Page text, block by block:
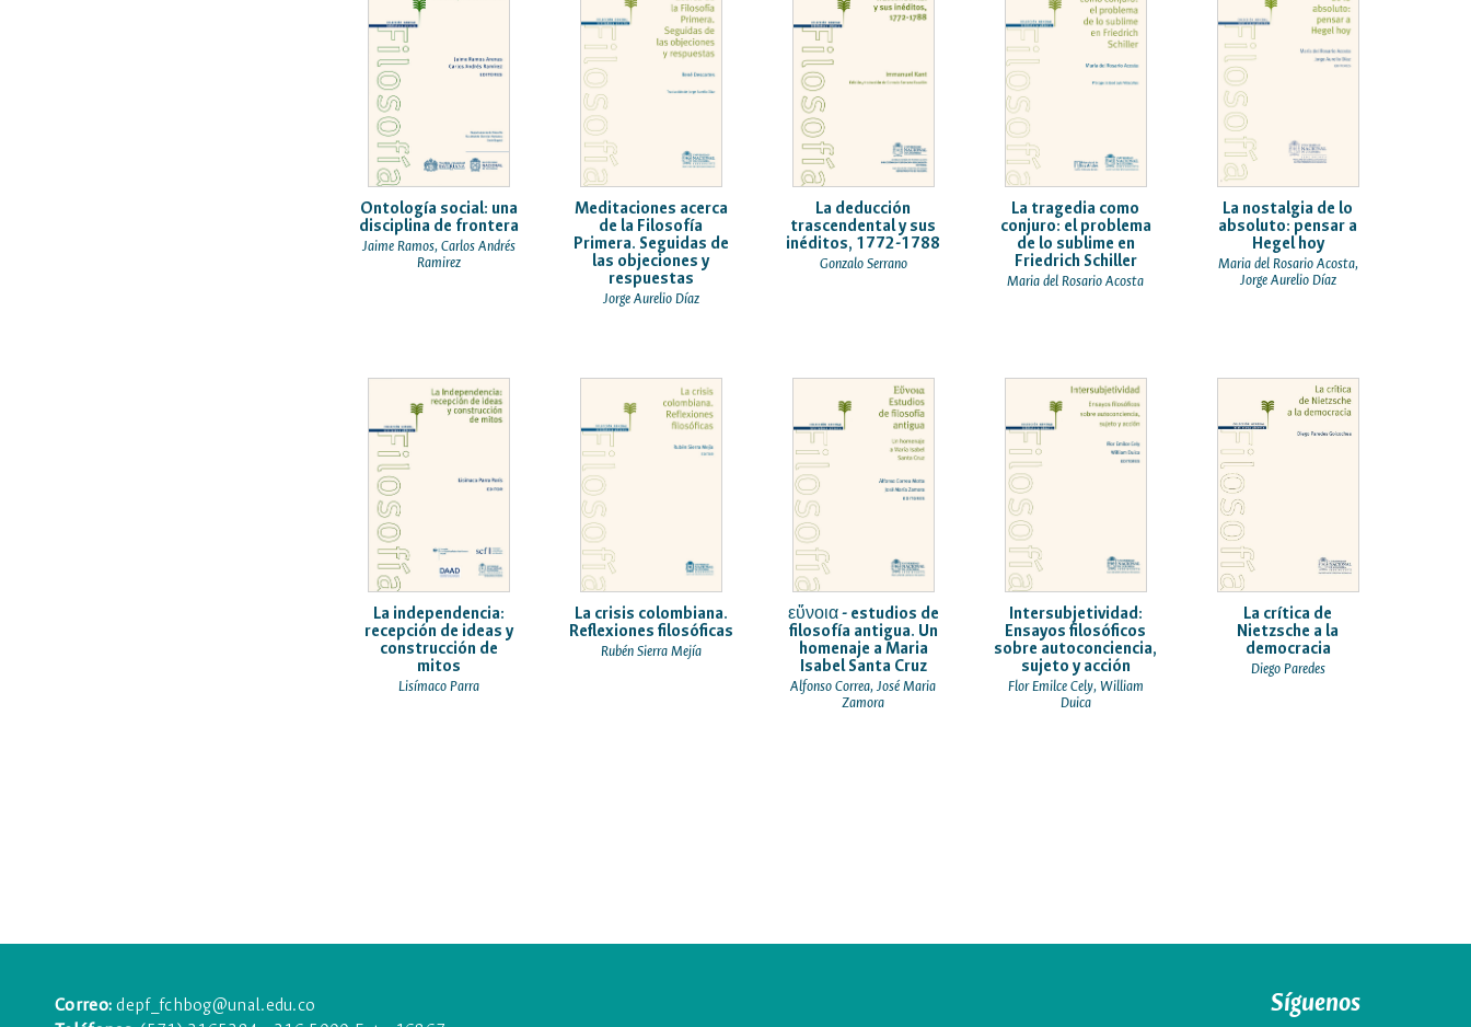
Ontología social: una
disciplina de frontera
Jaime Ramos, Carlos Andrés
Ramirez
Meditaciones acerca
de la Filosofía
Primera. Seguidas de
las objeciones y
respuestas
Jorge Aurelio Díaz
La deducción
trascendental y sus
inéditos, 1772-1788
Gonzalo Serrano
La tragedia como
conjuro: el problema
de lo sublime en
Friedrich Schiller
Maria del Rosario Acosta
La nostalgia de lo
absoluto: pensar a
Hegel hoy
Maria del Rosario Acosta,
Jorge Aurelio Díaz
La independencia:
recepción de ideas y
construcción de
mitos
Lisímaco Parra
La crisis colombiana.
Reflexiones filosóficas
Rubén Sierra Mejía
εὔνοια - estudios de
filosofía antigua. Un
homenaje a Maria
Isabel Santa Cruz
Alfonso Correa, José Maria
Zamora
Intersubjetividad:
Ensayos filosóficos
sobre autoconciencia,
sujeto y acción
Flor Emilce Cely, William
Duica
La crítica de
Nietzsche a la
democracia
Diego Paredes
Correo:depf_fchbog@unal.edu.co
Síguenos